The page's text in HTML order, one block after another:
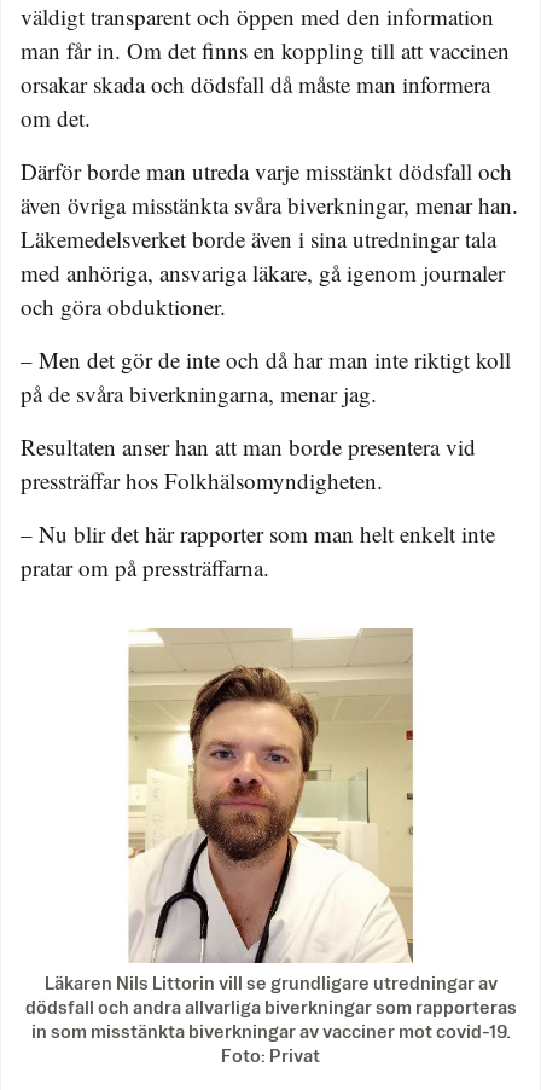
väldigt transparent och öppen med den information
man får in. Om det finns en koppling till att vaccinen
orsakar skada och dödsfall då måste man informera
om det.
Därför borde man utreda varje misstänkt dödsfall och
även övriga misstänkta svåra biverkningar, menar han.
Läkemedelsverket borde även i sina utredningar tala
med anhöriga, ansvariga läkare, gå igenom journaler
och göra obduktioner.
– Men det gör de inte och då har man inte riktigt koll
på de svåra biverkningarna, menar jag.
Resultaten anser han att man borde presentera vid
pressträffar hos Folkhälsomyndigheten.
– Nu blir det här rapporter som man helt enkelt inte
pratar om på pressträffarna.
Läkaren Nils Littorin vill se grundligare utredningar av
dödsfall och andra allvarliga biverkningar som rapporteras
in som misstänkta biverkningar av vacciner mot covid-19.
Foto: Privat